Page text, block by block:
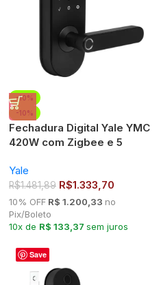
-10%
-10%
Fechadura Digital Yale YMC
420W com Zigbee e 5
Yale
R$1.481,89 R$1.333,70
10% OFF R$ 1.200,33 no
Pix/Boleto
10x de R$ 133,37 sem juros
Save